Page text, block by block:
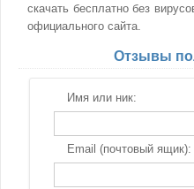
скачать бесплатно без
официального сайта.
Отзывы
Имя или ник:
Email (почтовый ящик):